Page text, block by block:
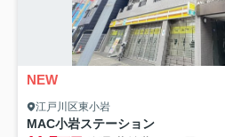
NEW
江戸川区東小岩
MAC小岩ステーション